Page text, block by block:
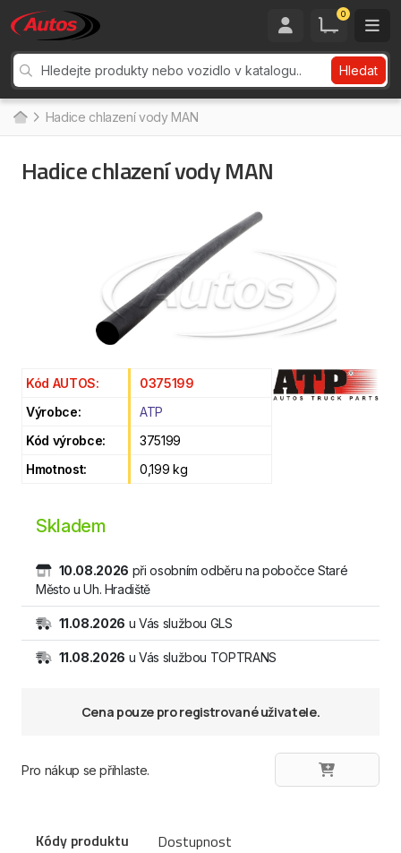
0
Hledat
Hadice chlazení vody MAN
Hadice chlazení vody MAN
Kód AUTOS:
0375199
Výrobce:
ATP
Kód výrobce:
375199
Hmotnost:
0,199 kg
Skladem
10.08.2026 při osobním odběru na pobočce Staré
Město u Uh. Hradiště
11.08.2026 u Vás službou GLS
11.08.2026 u Vás službou TOPTRANS
Cena pouze pro registrované uživatele.
Pro nákup se přihlaste.
Kódy produktu Dostupnost